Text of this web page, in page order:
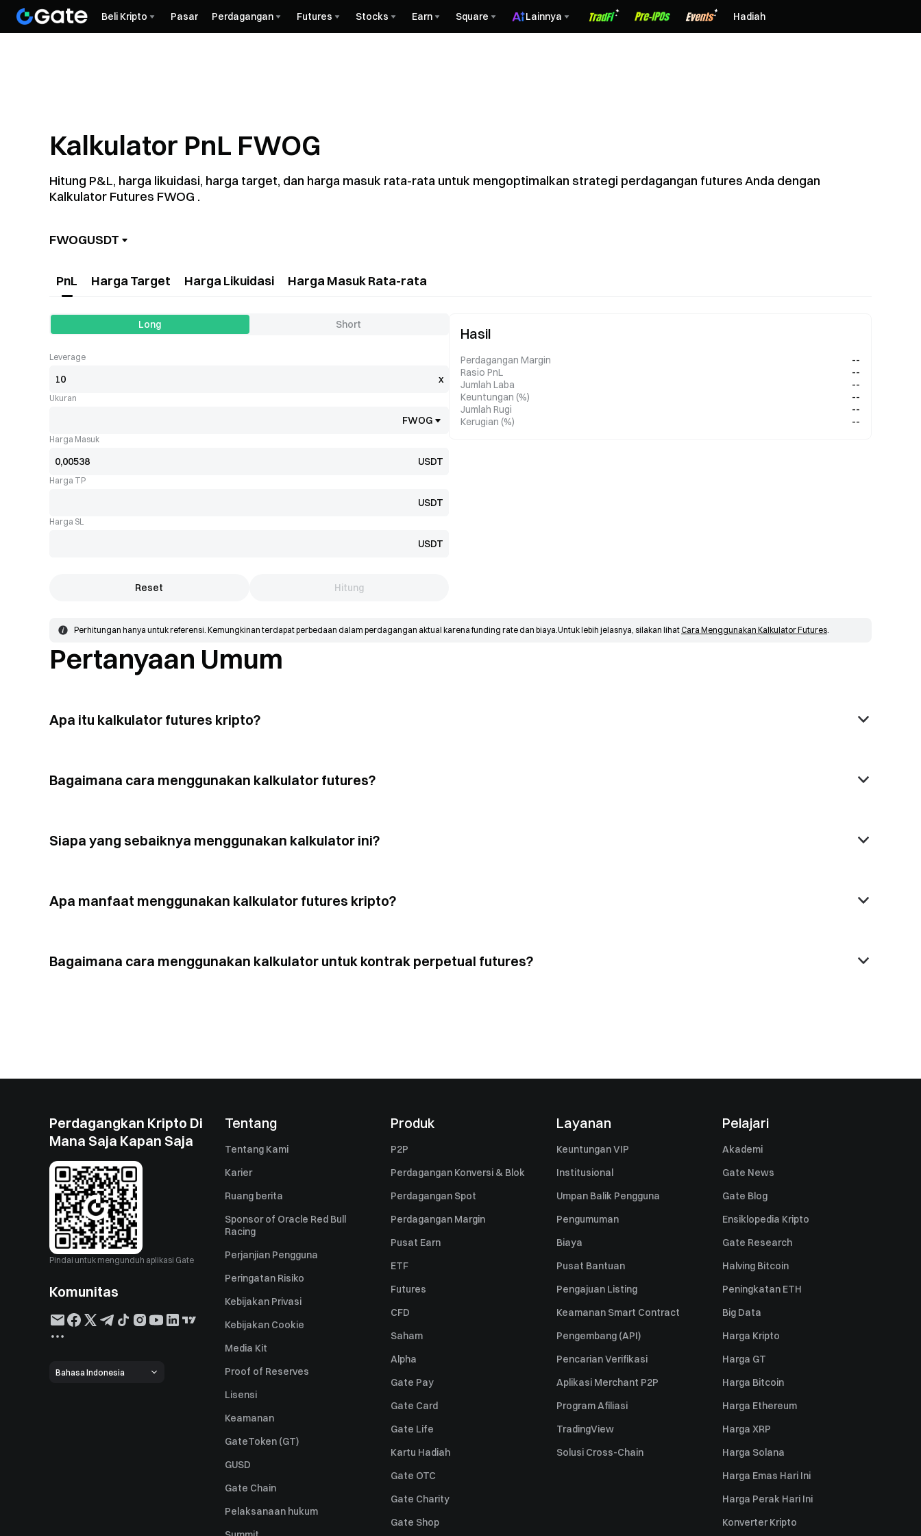
Beli Kripto Pasar Perdagangan Futures Stocks Earn Square Lainnya Hadiah
Kalkulator PnL FWOG
Hitung P&L, harga likuidasi, harga target, dan harga masuk rata-rata untuk mengoptimalkan strategi perdagangan futures Anda dengan
Kalkulator Futures FWOG .
FWOGUSDT
PnL Harga Target Harga Likuidasi Harga Masuk Rata-rata
Long Short
Leverage
x
Ukuran
FWOG
Harga Masuk
USDT
Harga TP
USDT
Harga SL
USDT
Reset Hitung
Hasil
Perdagangan Margin
--
Rasio PnL
--
Jumlah Laba
--
Keuntungan (%)
--
Jumlah Rugi
--
Kerugian (%)
--
Perhitungan hanya untuk referensi. Kemungkinan terdapat perbedaan dalam perdagangan aktual karena funding rate dan biaya.Untuk lebih jelasnya, silakan lihat Cara Menggunakan Kalkulator Futures.
Pertanyaan Umum
Apa itu kalkulator futures kripto?
Bagaimana cara menggunakan kalkulator futures?
Siapa yang sebaiknya menggunakan kalkulator ini?
Apa manfaat menggunakan kalkulator futures kripto?
Bagaimana cara menggunakan kalkulator untuk kontrak perpetual futures?
Perdagangkan Kripto Di
Mana Saja Kapan Saja
Pindai untuk mengunduh aplikasi Gate
Komunitas
Bahasa Indonesia
Tentang
Tentang Kami
Karier
Ruang berita
Sponsor of Oracle Red Bull
Racing
Perjanjian Pengguna
Peringatan Risiko
Kebijakan Privasi
Kebijakan Cookie
Media Kit
Proof of Reserves
Lisensi
Keamanan
GateToken (GT)
GUSD
Gate Chain
Pelaksanaan hukum
Produk
P2P
Perdagangan Konversi & Blok
Perdagangan Spot
Perdagangan Margin
Pusat Earn
ETF
Futures
CFD
Saham
Alpha
Gate Pay
Gate Card
Gate Life
Kartu Hadiah
Gate OTC
Gate Charity
Gate Shop
Layanan
Keuntungan VIP
Institusional
Umpan Balik Pengguna
Pengumuman
Biaya
Pusat Bantuan
Pengajuan Listing
Keamanan Smart Contract
Pengembang (API)
Pencarian Verifikasi
Aplikasi Merchant P2P
Program Afiliasi
TradingView
Solusi Cross-Chain
Pelajari
Akademi
Gate News
Gate Blog
Ensiklopedia Kripto
Gate Research
Halving Bitcoin
Peningkatan ETH
Big Data
Harga Kripto
Harga GT
Harga Bitcoin
Harga Ethereum
Harga XRP
Harga Solana
Harga Emas Hari Ini
Harga Perak Hari Ini
Konverter Kripto